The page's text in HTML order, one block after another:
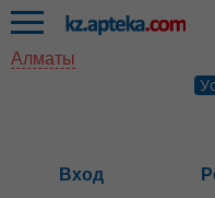
Алматы
Вход